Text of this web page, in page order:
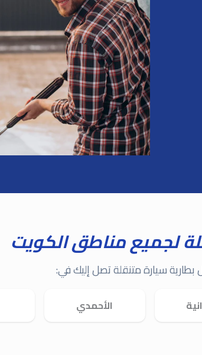
لجميع مناطق الكويت
بطارية سيارة متنقلة تصل إليك في:
الأحمدي